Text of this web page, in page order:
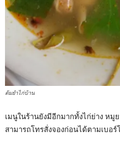
ต้มยำไก่บ้าน
เมนูในร้านยังมีอีกมากทั้งไก่ย่าง ห
สามารถโทรสั่งจองก่อนได้ตามเบอ